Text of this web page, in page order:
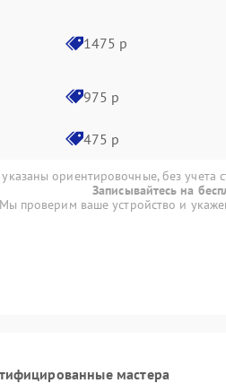
1475 р
975 р
475 р
ориентировочные, без учета
Записывайтесь на
Мы проверим ваше устройство и
мастера